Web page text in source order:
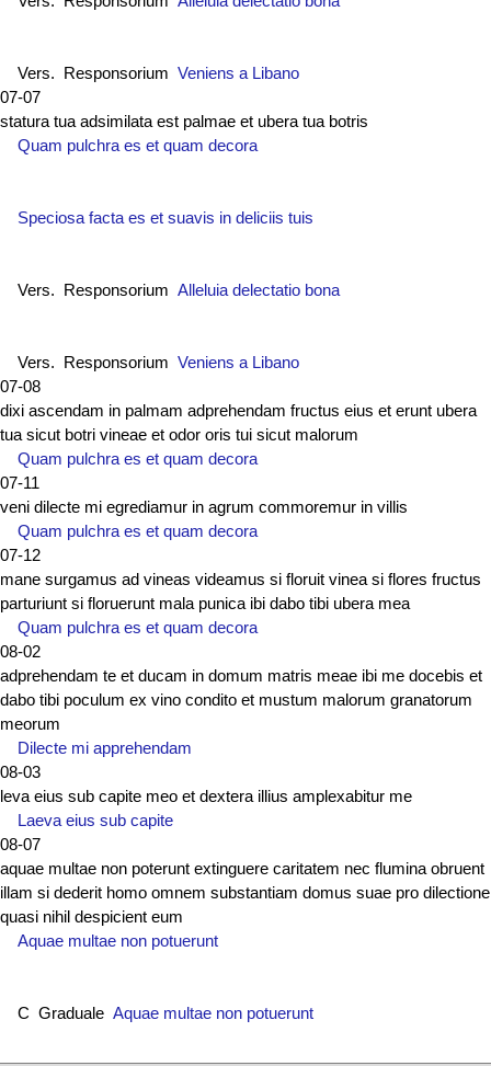
Vers. Responsorium Veniens a Libano
07-07
statura tua adsimilata est palmae et ubera tua botris
Quam pulchra es et quam decora
Speciosa facta es et suavis in deliciis tuis
Vers. Responsorium Alleluia delectatio bona
Vers. Responsorium Veniens a Libano
07-08
dixi ascendam in palmam adprehendam fructus eius et erunt ubera
tua sicut botri vineae et odor oris tui sicut malorum
Quam pulchra es et quam decora
07-11
veni dilecte mi egrediamur in agrum commoremur in villis
Quam pulchra es et quam decora
07-12
mane surgamus ad vineas videamus si floruit vinea si flores fructus
parturiunt si floruerunt mala punica ibi dabo tibi ubera mea
Quam pulchra es et quam decora
08-02
adprehendam te et ducam in domum matris meae ibi me docebis et
dabo tibi poculum ex vino condito et mustum malorum granatorum
meorum
Dilecte mi apprehendam
08-03
leva eius sub capite meo et dextera illius amplexabitur me
Laeva eius sub capite
08-07
aquae multae non poterunt extinguere caritatem nec flumina obruent
illam si dederit homo omnem substantiam domus suae pro dilectione
quasi nihil despicient eum
Aquae multae non potuerunt
C Graduale Aquae multae non potuerunt